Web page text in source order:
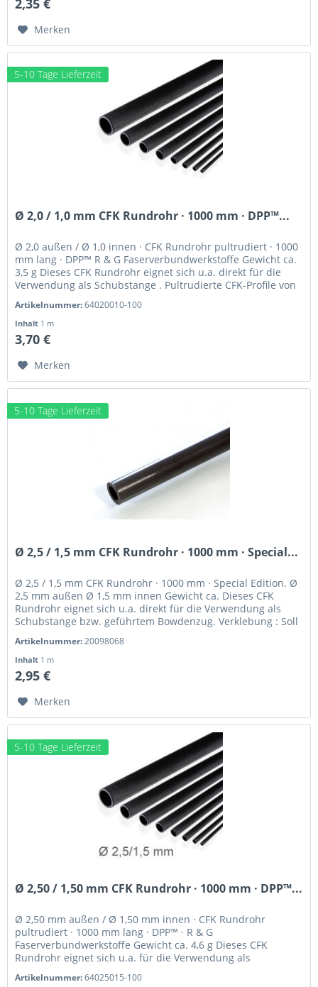
Merken
5-10 Tage Lieferzeit
Ø 2,0 / 1,0 mm CFK Rundrohr · 1000 mm · DPP™...
Ø 2,0 außen / Ø 1,0 innen · CFK Rundrohr pultrudiert · 1000
mm lang · DPP™ R & G Faserverbundwerkstoffe Gewicht ca.
3,5 g Dieses CFK Rundrohr eignet sich u.a. direkt für die
Verwendung als Schubstange . Pultrudierte CFK-Profile von
Artikelnummer:64020010-100
Inhalt 1 m
3,70 €
Merken
5-10 Tage Lieferzeit
Ø 2,5 / 1,5 mm CFK Rundrohr · 1000 mm · Special...
Ø 2,5 / 1,5 mm CFK Rundrohr · 1000 mm · Special Edition. Ø
2,5 mm außen Ø 1,5 mm innen Gewicht ca. Dieses CFK
Rundrohr eignet sich u.a. direkt für die Verwendung als
Schubstange bzw. geführtem Bowdenzug. Verklebung : Soll
Artikelnummer:20098068
Inhalt 1 m
2,95 €
Merken
5-10 Tage Lieferzeit
Ø 2,50 / 1,50 mm CFK Rundrohr · 1000 mm · DPP™...
Ø 2,50 mm außen / Ø 1,50 mm innen · CFK Rundrohr
pultrudiert · 1000 mm lang · DPP™ · R & G
Faserverbundwerkstoffe Gewicht ca. 4,6 g Dieses CFK
Rundrohr eignet sich u.a. für die Verwendung als
Artikelnummer:64025015-100